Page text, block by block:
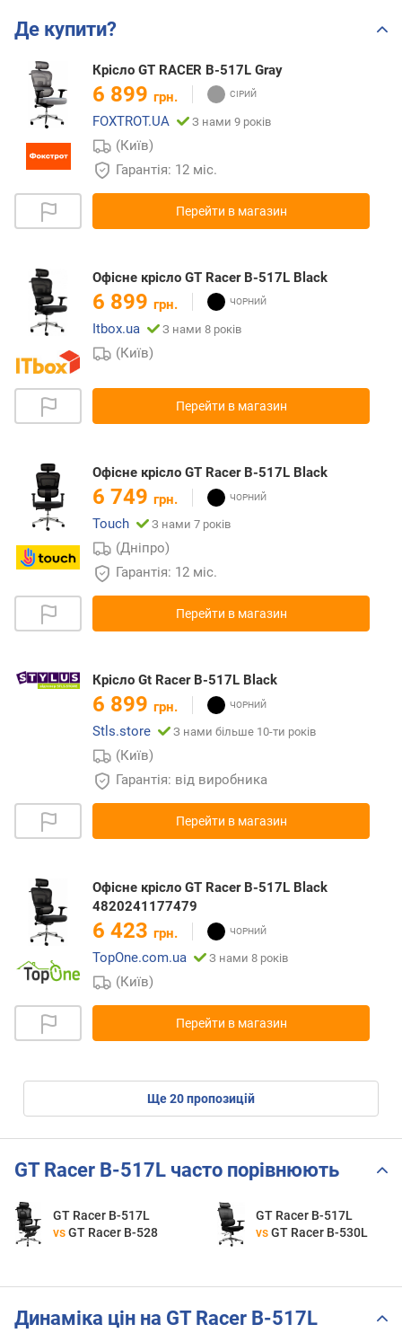
Де купити?
Крісло GT RACER B-517L Gray
6 899 грн.
FOXTROT.UA
З нами 9 років
(Київ)
Гарантія: 12 міс.
Перейти в магазин
Офісне крісло GT Racer B-517L Black
6 899 грн.
Itbox.ua
З нами 8 років
(Київ)
Перейти в магазин
Офісне крісло GT Racer B-517L Black
6 749 грн.
Touch
З нами 7 років
(Дніпро)
Гарантія: 12 міс.
Перейти в магазин
Крісло Gt Racer B-517L Black
6 899 грн.
Stls.store
З нами більше 10-ти років
(Київ)
Гарантія: від виробника
Перейти в магазин
Офісне крісло GT Racer B-517L Black
4820241177479
6 423 грн.
TopOne.com.ua
З нами 8 років
(Київ)
Перейти в магазин
ще20пропозицій
GT Racer B-517L часто порівнюють
GT Racer B-517L
vs GT Racer B-528
GT Racer B-517L
vs GT Racer B-530L
Динаміка цін на GT Racer B-517L